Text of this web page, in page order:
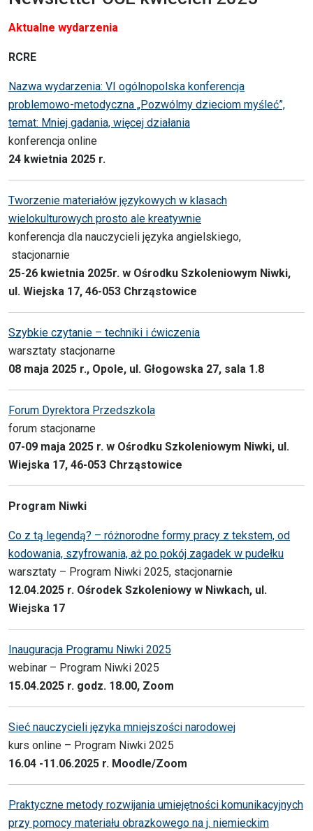
Aktualne wydarzenia
RCRE
Nazwa wydarzenia: VI ogólnopolska konferencja
problemowo-metodyczna „Pozwólmy dzieciom myśleć”,
temat: Mniej gadania, więcej działania
konferencja online
24 kwietnia 2025 r.
Tworzenie materiałów językowych w klasach
wielokulturowych prosto ale kreatywnie
konferencja dla nauczycieli języka angielskiego,
stacjonarnie
25-26 kwietnia 2025r. w Ośrodku Szkoleniowym Niwki,
ul. Wiejska 17, 46-053 Chrząstowice
Szybkie czytanie – techniki i ćwiczenia
warsztaty stacjonarne
08 maja 2025 r., Opole, ul. Głogowska 27, sala 1.8
Forum Dyrektora Przedszkola
forum stacjonarne
07-09 maja 2025 r. w Ośrodku Szkoleniowym Niwki, ul.
Wiejska 17, 46-053 Chrząstowice
Program Niwki
Co z tą legendą? – różnorodne formy pracy z tekstem, od
kodowania, szyfrowania, aż po pokój zagadek w pudełku
warsztaty – Program Niwki 2025, stacjonarnie
12.04.2025 r. Ośrodek Szkoleniowy w Niwkach, ul.
Wiejska 17
Inauguracja Programu Niwki 2025
webinar – Program Niwki 2025
15.04.2025 r. godz. 18.00, Zoom
Sieć nauczycieli języka mniejszości narodowej
kurs online – Program Niwki 2025
16.04 -11.06.2025 r. Moodle/Zoom
Praktyczne metody rozwijania umiejętności komunikacyjnych
przy pomocy materiału obrazkowego na j. niemieckim